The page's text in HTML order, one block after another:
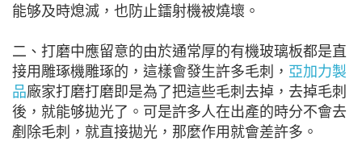
能够及時熄滅，也防止鐳射機被燒壞。
二、打磨中應留意的由於通常厚的有機玻璃板都是直
接用雕琢機雕琢的，這樣會發生許多毛刺， 亞加力製
品廠家打磨打磨即是為了把這些毛刺去掉，去掉毛刺
後，就能够拋光了。可是許多人在出產的時分不會去
剷除毛刺，就直接拋光，那麼作用就會差許多。